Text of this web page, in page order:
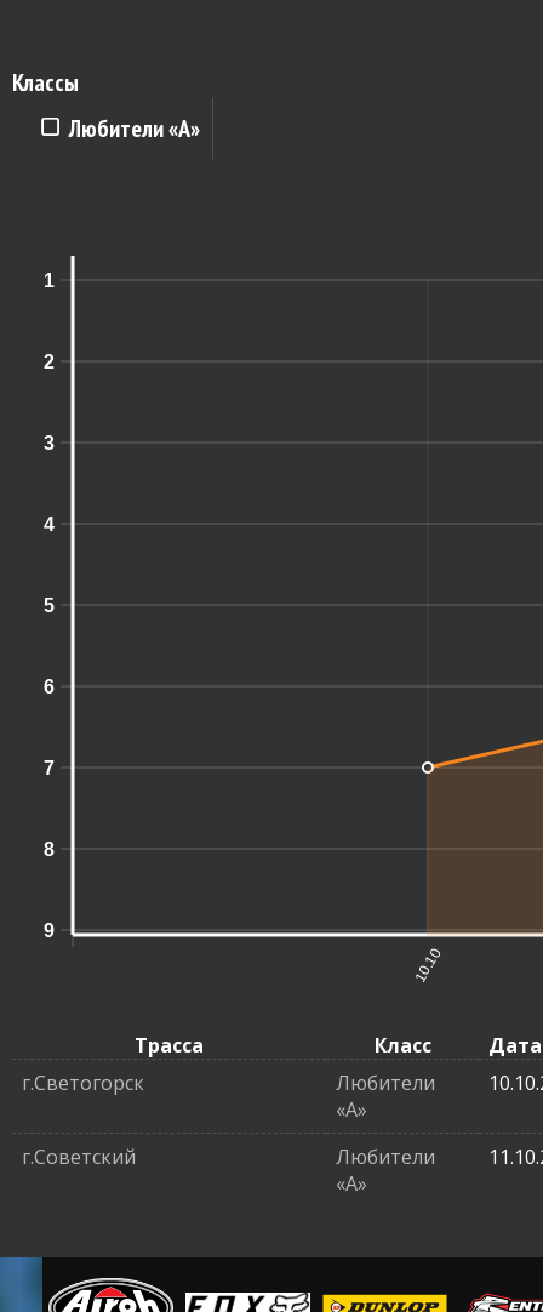
Классы
Любители «A»
1
2
3
4
5
6
7
8
9
10.10
Трасса Класс
Дата
г.Светогорск
Любители
«A»
г.Советский
Любители
«A»